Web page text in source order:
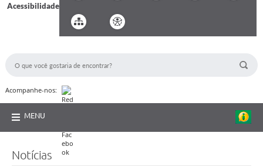
Acessibilidade
Acompanhe-nos:
MENU
Notícias